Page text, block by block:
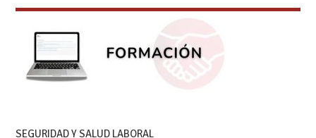
SEGURIDAD Y SALUD LABORAL